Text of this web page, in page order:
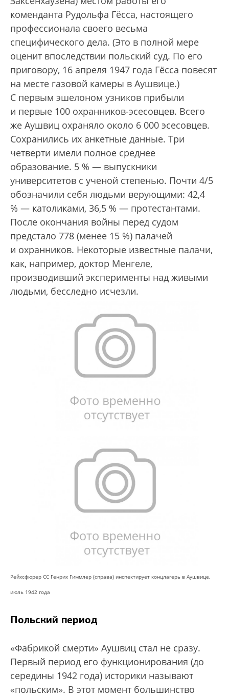
коменданта Рудольфа Гёсса, настоящего
профессионала своего весьма
специфического дела. (Это в полной мере
оценит впоследствии польский суд. По его
приговору, 16 апреля 1947 года Гёсса повесят
на месте газовой камеры в Аушвице.)
С первым эшелоном узников прибыли
и первые 100 охранников-эсесовцев. Всего
же Аушвиц охраняло около 6 000 эсесовцев.
Сохранились их анкетные данные. Три
четверти имели полное среднее
образование. 5 % — выпускники
университетов с ученой степенью. Почти 4/5
обозначили себя людьми верующими: 42,4
% — католиками, 36,5 % — протестантами.
После окончания войны перед судом
предстало 778 (менее 15 %) палачей
и охранников. Некоторые известные палачи,
как, например, доктор Менгеле,
производивший эксперименты над живыми
людьми, бесследно исчезли.
Рейхсфюрер СС Генрих Гиммлер (справа) инспектирует концлагерь в Аушвице,
июль 1942 года
Польский период
«Фабрикой смерти» Аушвиц стал не сразу.
Первый период его функционирования (до
середины 1942 года) историки называют
«польским». В этот момент большинство